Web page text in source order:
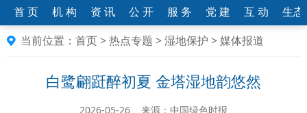
首 页 机 构 资 讯 公 开 服 务 党 建 互 动
生
当前位置： 首页>热点专题 >湿地保护 >媒体报道
白鹭翩跹醉初夏 金塔湿地韵悠然
2026-05-26 来源：中国绿色时报